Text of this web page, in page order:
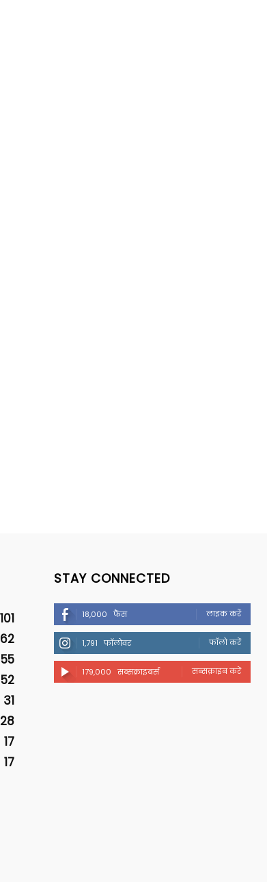
62
55
52
31
28
17
17
STAY CONNECTED
18,000 फैंस लाइक करें
1,791 फॉलोवर फॉलो करें
179,000 सब्सक्राइबर्स सब्सक्राइब करें